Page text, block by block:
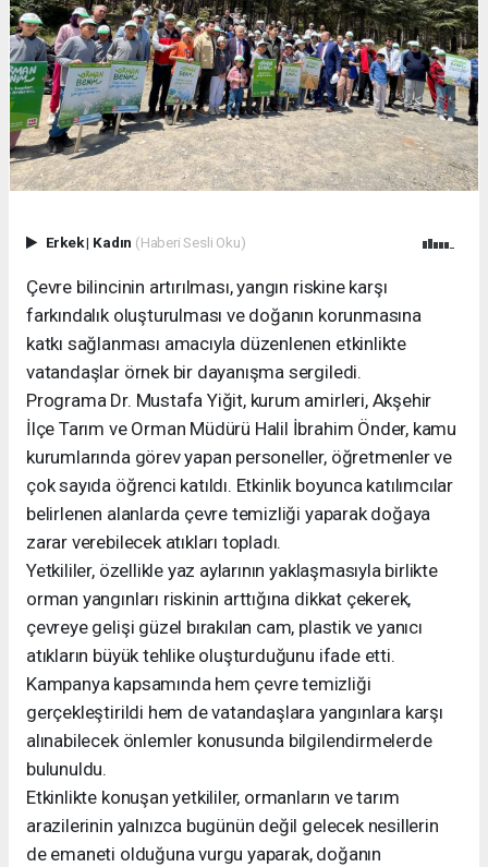
Erkek| Kadın (Haberi Sesli Oku)
Çevre bilincinin artırılması, yangın riskine karşı
farkındalık oluşturulması ve doğanın korunmasına
katkı sağlanması amacıyla düzenlenen etkinlikte
vatandaşlar örnek bir dayanışma sergiledi.
Programa Dr. Mustafa Yiğit, kurum amirleri, Akşehir
İlçe Tarım ve Orman Müdürü Halil İbrahim Önder, kamu
kurumlarında görev yapan personeller, öğretmenler ve
çok sayıda öğrenci katıldı. Etkinlik boyunca katılımcılar
belirlenen alanlarda çevre temizliği yaparak doğaya
zarar verebilecek atıkları topladı.
Yetkililer, özellikle yaz aylarının yaklaşmasıyla birlikte
orman yangınları riskinin arttığına dikkat çekerek,
çevreye gelişi güzel bırakılan cam, plastik ve yanıcı
atıkların büyük tehlike oluşturduğunu ifade etti.
Kampanya kapsamında hem çevre temizliği
gerçekleştirildi hem de vatandaşlara yangınlara karşı
alınabilecek önlemler konusunda bilgilendirmelerde
bulunuldu.
Etkinlikte konuşan yetkililer, ormanların ve tarım
arazilerinin yalnızca bugünün değil gelecek nesillerin
de emaneti olduğuna vurgu yaparak, doğanın